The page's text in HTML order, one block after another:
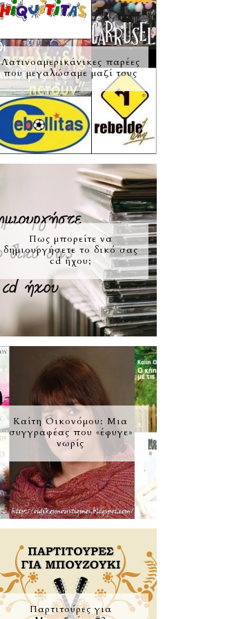
Λατινοαμερικάνικες παρέες
που μεγαλώσαμε μαζί τους
Πως μπορείτε να
δημιουργήσετε το δικό σας
cd ήχου;
Καίτη Οικονόμου: Μια
συγγραφέας που «έφυγε»
νωρίς
Παρτιτούρες για